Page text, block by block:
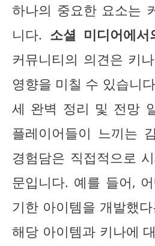
하나의 중요한 요소는
니다. 소셜 미디어에서
커뮤니티의 의견은 키
영향을 미칠 수 있습니
세 완벽 정리 및 전망
플레이어들이 느끼는
경험담은 직접적으로
문입니다. 예를 들어,
기한 아이템을 개발했
해당 아이템과 키나에